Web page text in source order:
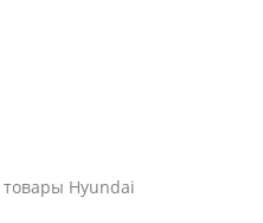
товары Hyundai